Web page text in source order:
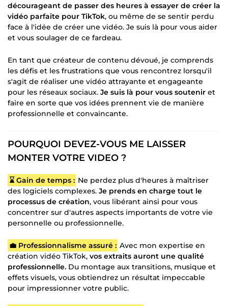
décourageant de passer des heures à essayer de créer la
vidéo parfaite pour TikTok, ou même de se sentir perdu
face à l'idée de créer une vidéo. Je suis là pour vous aider
et vous soulager de ce fardeau.
En tant que créateur de contenu dévoué, je comprends
les défis et les frustrations que vous rencontrez lorsqu'il
s'agit de réaliser une vidéo attrayante et engageante
pour les réseaux sociaux. Je suis là pour vous soutenir et
faire en sorte que vos idées prennent vie de manière
professionnelle et convaincante.
POURQUOI DEVEZ-VOUS ME LAISSER
MONTER VOTRE VIDEO ?
⌛ Gain de temps : Ne perdez plus d'heures à maîtriser
des logiciels complexes. Je prends en charge tout le
processus de création, vous libérant ainsi pour vous
concentrer sur d'autres aspects importants de votre vie
personnelle ou professionnelle.
💼 Professionnalisme assuré : Avec mon expertise en
création vidéo TikTok, vos extraits auront une qualité
professionnelle. Du montage aux transitions, musique et
effets visuels, vous obtiendrez un résultat impeccable
pour impressionner votre public.